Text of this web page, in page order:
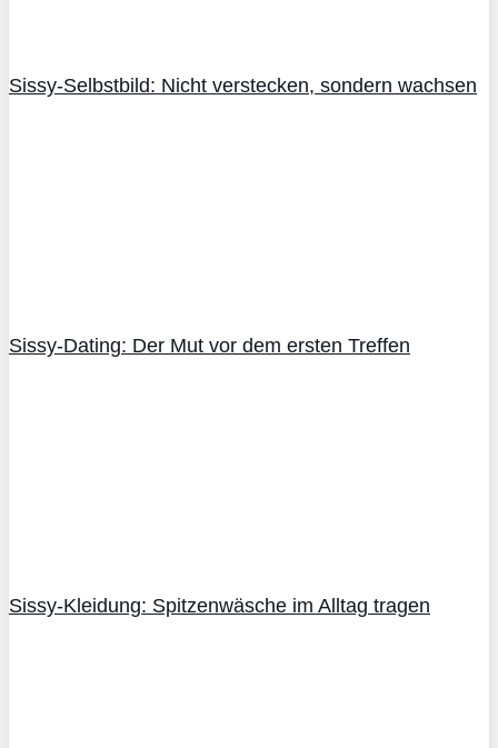
Sissy-Selbstbild: Nicht verstecken, sondern wachsen
Sissy-Dating: Der Mut vor dem ersten Treffen
Sissy-Kleidung: Spitzenwäsche im Alltag tragen